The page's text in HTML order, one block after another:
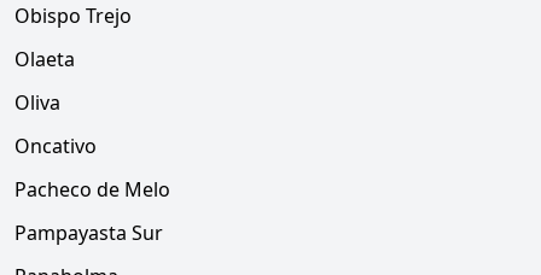
Obispo Trejo
Olaeta
Oliva
Oncativo
Pacheco de Melo
Pampayasta Sur